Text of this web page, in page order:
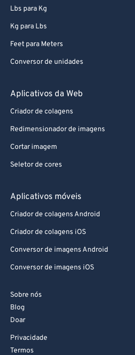
Lbs para Kg
Kg para Lbs
Feet para Meters
Conversor de unidades
Aplicativos da Web
Criador de colagens
Redimensionador de imagens
Cortar imagem
Seletor de cores
Aplicativos móveis
Criador de colagens Android
Criador de colagens iOS
Conversor de imagens Android
Conversor de imagens iOS
Sobre nós
Blog
Doar
Privacidade
Termos